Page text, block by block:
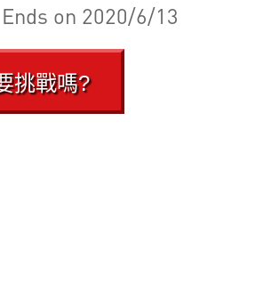
on 2020/6/13
挑戰嗎?